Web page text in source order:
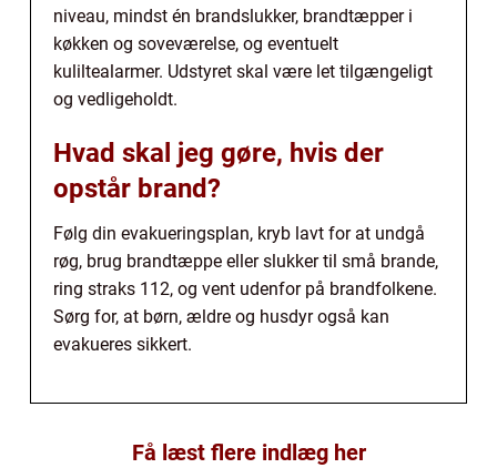
niveau, mindst én brandslukker, brandtæpper i
køkken og soveværelse, og eventuelt
kuliltealarmer. Udstyret skal være let tilgængeligt
og vedligeholdt.
Hvad skal jeg gøre, hvis der
opstår brand?
Følg din evakueringsplan, kryb lavt for at undgå
røg, brug brandtæppe eller slukker til små brande,
ring straks 112, og vent udenfor på brandfolkene.
Sørg for, at børn, ældre og husdyr også kan
evakueres sikkert.
Få læst flere indlæg her